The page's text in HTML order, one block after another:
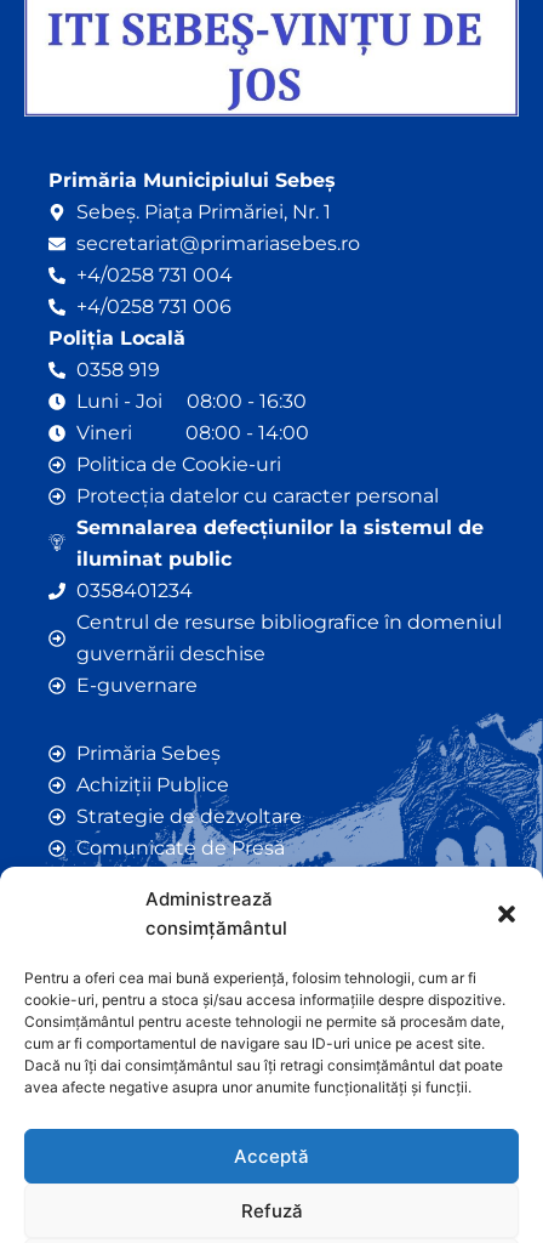
Administrează
consimțământul
Pentru a oferi cea mai bună experiență, folosim tehnologii, cum ar fi
cookie-uri, pentru a stoca și/sau accesa informațiile despre dispozitive.
Consimțământul pentru aceste tehnologii ne permite să procesăm date,
cum ar fi comportamentul de navigare sau ID-uri unice pe acest site.
Dacă nu îți dai consimțământul sau îți retragi consimțământul dat poate
avea afecte negative asupra unor anumite funcționalități și funcții.
Acceptă
Refuză
Primăria Municipiului Sebeș
Sebeș. Piața Primăriei, Nr. 1
secretariat@primariasebes.ro
+4/0258 731 004
+4/0258 731 006
Poliția Locală
0358 919
Luni - Joi 08:00 - 16:30
Vineri 08:00 - 14:00
Politica de Cookie-uri
Protecția datelor cu caracter personal
Semnalarea defecțiunilor la sistemul de
iluminat public
0358401234
Centrul de resurse bibliografice în domeniul
guvernării deschise
E-guvernare
Primăria Sebeș
Achiziții Publice
Strategie de dezvoltare
Comunicate de Presă
Anunțuri
Hotarâri de Consiliu
Certificate de Urbanism
Autorizații de Construcții
Orașe Înfrățite
Contact